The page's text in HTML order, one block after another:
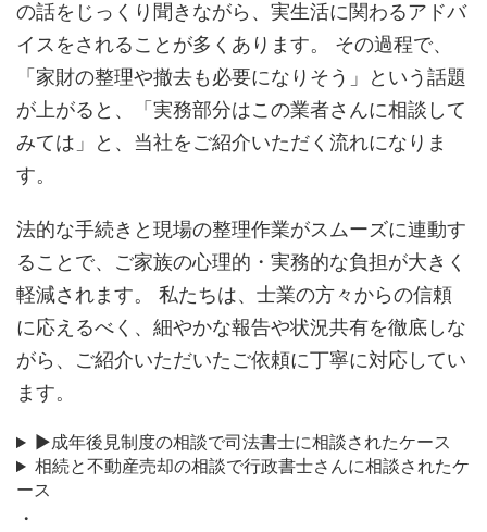
の話をじっくり聞きながら、実生活に関わるアドバ
イスをされることが多くあります。 その過程で、
「家財の整理や撤去も必要になりそう」という話題
が上がると、「実務部分はこの業者さんに相談して
みては」と、当社をご紹介いただく流れになりま
す。
法的な手続きと現場の整理作業がスムーズに連動す
ることで、ご家族の心理的・実務的な負担が大きく
軽減されます。 私たちは、士業の方々からの信頼
に応えるべく、細やかな報告や状況共有を徹底しな
がら、ご紹介いただいたご依頼に丁寧に対応してい
ます。
▶成年後見制度の相談で司法書士に相談されたケース
相続と不動産売却の相談で行政書士さんに相談されたケ
ース
・